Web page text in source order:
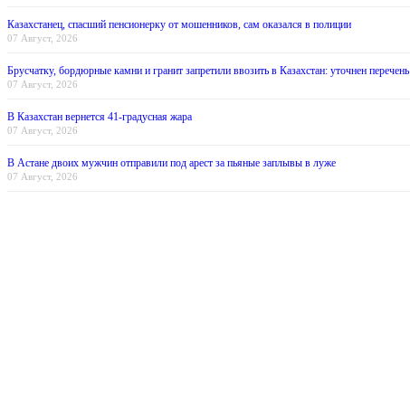
Казахстанец, спасший пенсионерку от мошенников, сам оказался в полиции
07 Август, 2026
Брусчатку, бордюрные камни и гранит запретили ввозить в Казахстан: уточнен перечень
07 Август, 2026
В Казахстан вернется 41-градусная жара
07 Август, 2026
В Астане двоих мужчин отправили под арест за пьяные заплывы в луже
07 Август, 2026